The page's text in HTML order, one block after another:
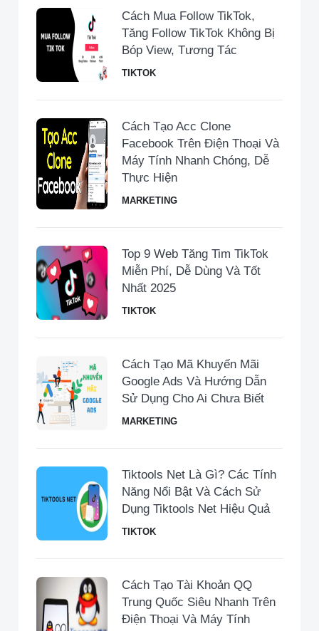
Cách Mua Follow TikTok,
Tăng Follow TikTok Không Bị
Bóp View, Tương Tác
TIKTOK
Cách Tạo Acc Clone
Facebook Trên Điện Thoại Và
Máy Tính Nhanh Chóng, Dễ
Thực Hiện
MARKETING
Top 9 Web Tăng Tim TikTok
Miễn Phí, Dễ Dùng Và Tốt
Nhất 2025
TIKTOK
Cách Tạo Mã Khuyến Mãi
Google Ads Và Hướng Dẫn
Sử Dụng Cho Ai Chưa Biết
MARKETING
Tiktools Net Là Gì? Các Tính
Năng Nổi Bật Và Cách Sử
Dụng Tiktools Net Hiệu Quả
TIKTOK
Cách Tạo Tài Khoản QQ
Trung Quốc Siêu Nhanh Trên
Điện Thoại Và Máy Tính